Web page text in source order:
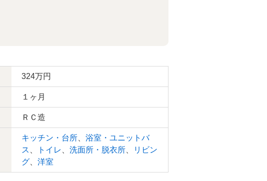
324万円
１ヶ月
ＲＣ造
キッチン・台所
浴室・ユニットバ
ス
トイレ 洗面所・脱衣所
リビン
グ
洋室